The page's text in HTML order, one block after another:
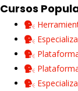
Cursos